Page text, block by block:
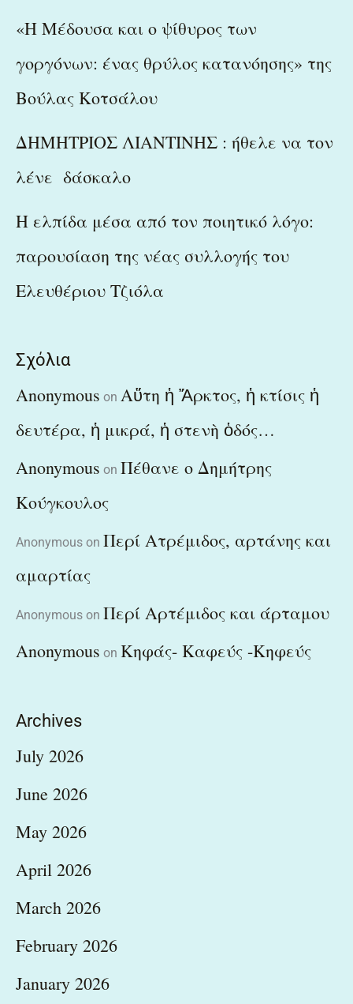
«Η Μέδουσα και ο ψίθυρος των
γοργόνων: ένας θρύλος κατανόησης» της
Βούλας Κοτσάλου
ΔΗΜΗΤΡΙΟΣ ΛΙΑΝΤΙΝΗΣ : ήθελε να τον
λένε δάσκαλο
Η ελπίδα μέσα από τον ποιητικό λόγο:
παρουσίαση της νέας συλλογής του
Ελευθέριου Τζιόλα
Σχόλια
Anonymous on Αὕτη ἡ Ἄρκτος, ἡ κτίσις ἡ
δευτέρα, ἡ μικρά, ἡ στενὴ ὁδός…
Anonymous on Πέθανε ο Δημήτρης
Κούγκουλος
Anonymous on Περί Ατρέμιδος, αρτάνης και
αμαρτίας
Anonymous on Περί Αρτέμιδος και άρταμου
Anonymous on Κηφάς- Καφεύς -Κηφεύς
Archives
July 2026
June 2026
May 2026
April 2026
March 2026
February 2026
January 2026